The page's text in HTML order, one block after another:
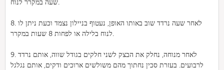
שעה במקרר לנוח.
8. לאחר שעה נרדד שוב באותו האופן, נעטוף בניילון נצמד וכעת ניתן לו
לנוח בלילה או לפחות 8 שעות במקרר.
9. לאחר מנוחה, נחלק את הבצק לשני חלקים בגודל שווה, אותם נרדד
לרבועים. בעזרת סכין נחתוך מהם משולשים ארוכים ודקים, אותם נגלגל